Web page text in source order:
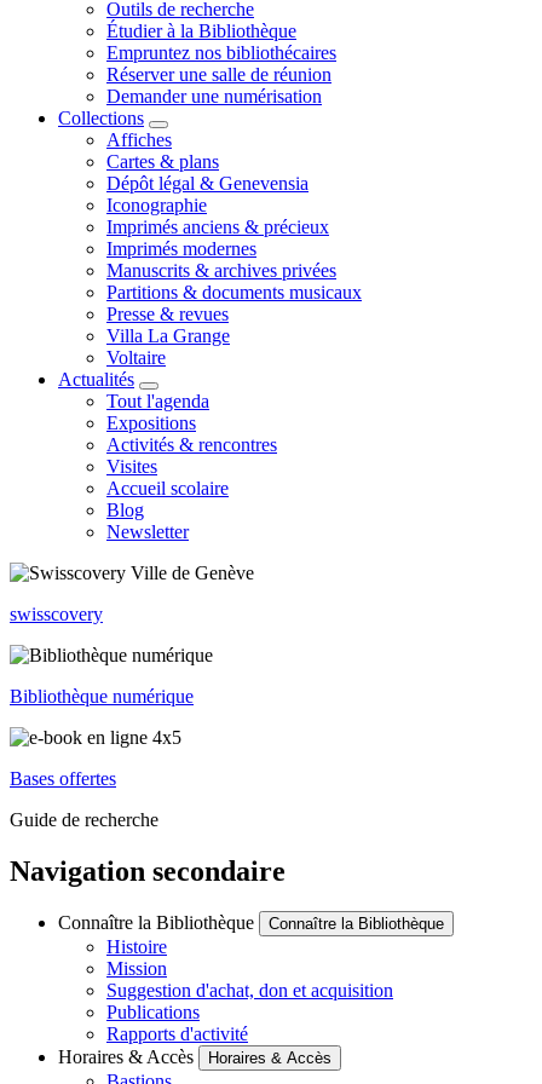
Outils de recherche
Étudier à la Bibliothèque
Empruntez nos bibliothécaires
Réserver une salle de réunion
Demander une numérisation
Collections
Affiches
Cartes & plans
Dépôt légal & Genevensia
Iconographie
Imprimés anciens & précieux
Imprimés modernes
Manuscrits & archives privées
Partitions & documents musicaux
Presse & revues
Villa La Grange
Voltaire
Actualités
Tout l'agenda
Expositions
Activités & rencontres
Visites
Accueil scolaire
Blog
Newsletter
swisscovery
Bibliothèque numérique
Bases offertes
Guide de recherche
Navigation secondaire
Connaître la Bibliothèque Connaître la Bibliothèque
Histoire
Mission
Suggestion d'achat, don et acquisition
Publications
Rapports d'activité
Horaires & Accès
Horaires & Accès